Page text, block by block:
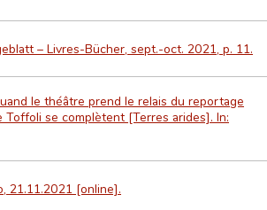
– Livres-Bücher, sept.-oct. 2021, p. 11.
le théâtre prend le relais du reportage
se complètent [Terres arides]. In:
21.11.2021 [online].